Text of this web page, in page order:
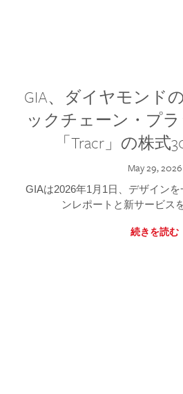
GIA、ダイヤモンド
ックチェーン・プ
「Tracr」の株式
May 29, 2026
GIAは2026年1月1日、デザイン
ンレポートと新サービス
続きを読む